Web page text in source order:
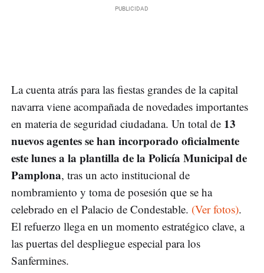
La cuenta atrás para las fiestas grandes de la capital
navarra viene acompañada de novedades importantes
en materia de seguridad ciudadana. Un total de 13
nuevos agentes se han incorporado oficialmente
este lunes a la plantilla de la Policía Municipal de
Pamplona, tras un acto institucional de
nombramiento y toma de posesión que se ha
celebrado en el Palacio de Condestable. (Ver fotos).
El refuerzo llega en un momento estratégico clave, a
las puertas del despliegue especial para los
Sanfermines.